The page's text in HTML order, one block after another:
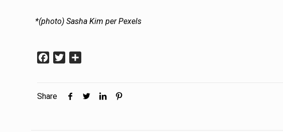
*(photo) SashaKim perPexels
Facebook
Twitter
Share